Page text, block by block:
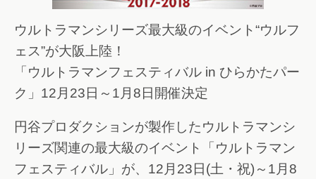
ウルトラマンシリーズ最大級のイベント“ウルフ
ェス”が大阪上陸！
「ウルトラマンフェスティバル in ひらかたパー
ク」12月23日～1月8日開催決定
円谷プロダクションが製作したウルトラマンシ
リーズ関連の最大級のイベント「ウルトラマン
フェスティバル」が、12月23日(土・祝)～1月8